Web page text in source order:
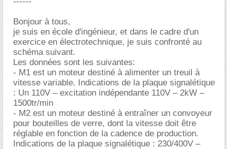
Bonjour à tous,
je suis en école d'ingénieur, et dans le cadre d'un
exercice en électrotechnique, je suis confronté au
schéma suivant.
Les données sont les suivantes:
- M1 est un moteur destiné à alimenter un treuil à
vitesse variable. Indications de la plaque signalétique
: Un 110V – excitation indépendante 110V – 2kW –
1500tr/min
- M2 est un moteur destiné à entraîner un convoyeur
pour bouteilles de verre, dont la vitesse doit être
réglable en fonction de la cadence de production.
Indications de la plaque signalétique : 230/400V –